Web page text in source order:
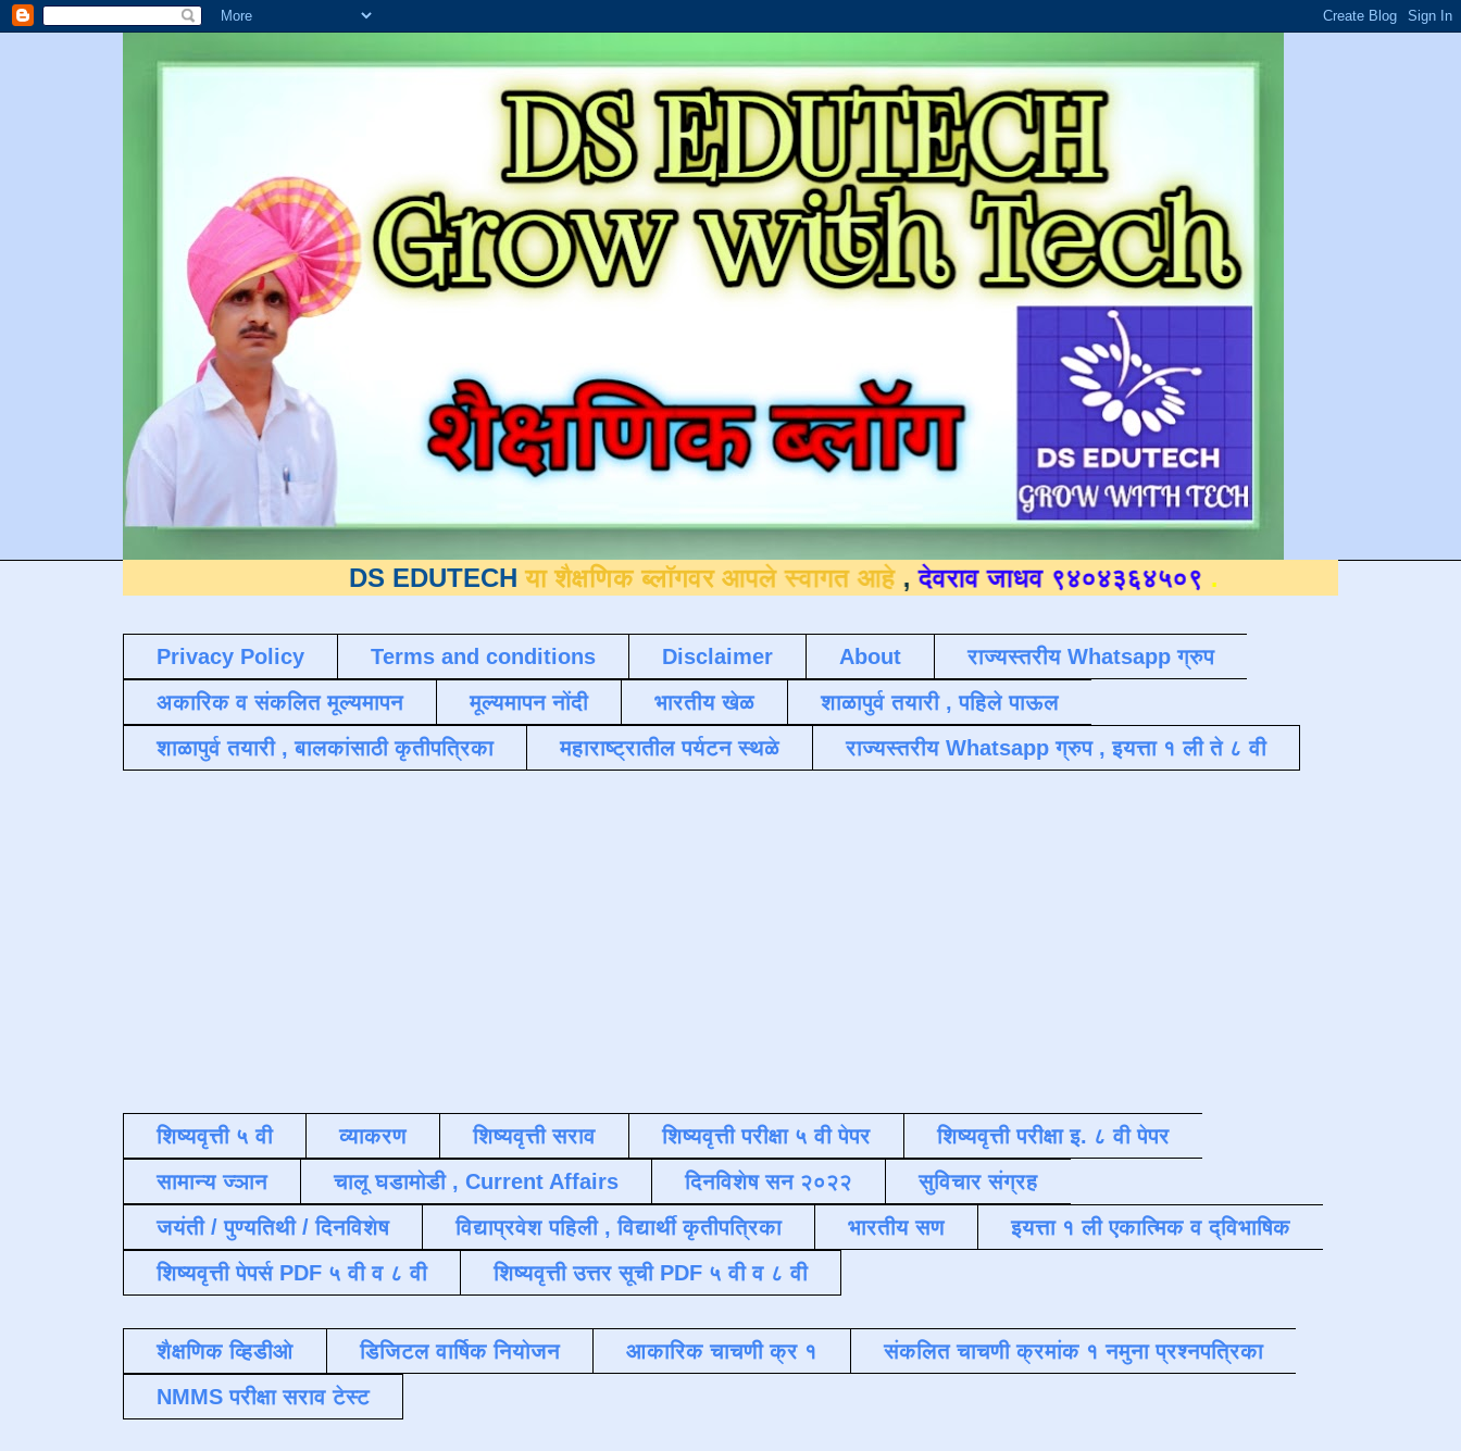
DS EDUTECH या शैक्षणिक ब्लॉगवर आपले स्वागत आहे,देवराव जाधव ९४०४३६४५०९ .
Privacy Policy Terms and conditions Disclaimer About
राज्यस्तरीय Whatsapp ग्रुप
अकारिक व संकलित मूल्यमापन
मूल्यमापन नोंदी भारतीय खेळ
शाळापुर्व तयारी , पहिले पाऊल
शाळापुर्व तयारी , बालकांसाठी कृतीपत्रिका
महाराष्ट्रातील पर्यटन स्थळे राज्यस्तरीय Whatsapp ग्रुप , इयत्ता १ ली ते ८ वी
शिष्यवृत्ती ५ वी व्याकरण शिष्यवृत्ती सराव शिष्यवृत्ती परीक्षा ५ वी पेपर
शिष्यवृत्ती परीक्षा इ. ८ वी पेपर
सामान्य ज्ञान
चालू घडामोडी , Current Affairs दिनविशेष सन २०२२
सुविचार संग्रह
जयंती / पुण्यतिथी / दिनविशेष
विद्याप्रवेश पहिली , विद्यार्थी कृतीपत्रिका भारतीय सण
इयत्ता १ ली एकात्मिक व द्विभाषिक
शिष्यवृत्ती पेपर्स PDF ५ वी व ८ वी
शिष्यवृत्ती उत्तर सूची PDF ५ वी व ८ वी
शैक्षणिक व्हिडीओ डिजिटल वार्षिक नियोजन आकारिक चाचणी क्र १
संकलित चाचणी क्रमांक १ नमुना प्रश्नपत्रिका
NMMS परीक्षा सराव टेस्ट